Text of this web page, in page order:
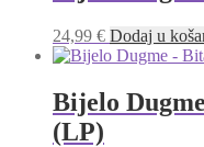
24,99 € Dodaj u
Bijelo
(LP)